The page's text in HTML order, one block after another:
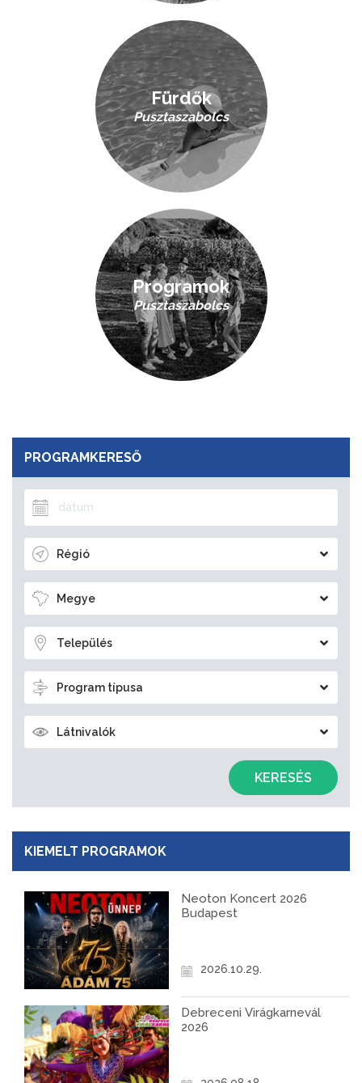
PROGRAMKERESŐ
Régió
Megye
Település
Program típusa
Látnivalók
KERESÉS
KIEMELT PROGRAMOK
Neoton Koncert 2026
Budapest
2026.10.29.
Debreceni Virágkarnevál
2026
Fürdők
Pusztaszabolcs
Programok
Pusztaszabolcs